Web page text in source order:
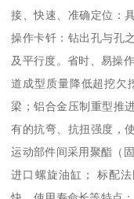
接、快速、准确定位：
操作卡钎：钻出孔与孔
及平行度。省时、易操
道成型质量降低超挖欠
梁；铝合金压制重型推
有的抗弯、抗扭强度，
运动部件间采用聚酯（
进口螺旋油缸； 标配